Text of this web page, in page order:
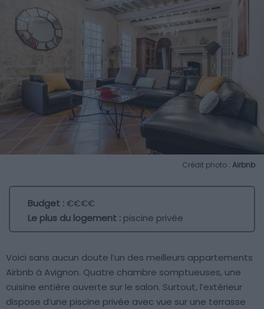
Crédit photo : Airbnb
Budget :€€€€
Le plus du logement : piscine privée
Voici sans aucun doute l’un des meilleurs appartements
Airbnb à Avignon. Quatre chambre somptueuses, une
cuisine entière ouverte sur le salon. Surtout, l’extérieur
dispose d’une piscine privée avec vue sur une terrasse